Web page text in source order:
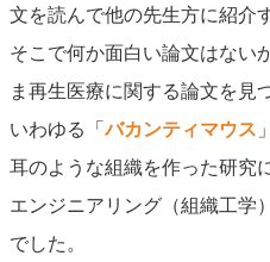
文を読んで他の先生方に紹介
そこで何か面白い論文はない
ま再生医療に関する論文を見
いわゆる「バカンティマウス
耳のような組織を作った研究
エンジニアリング（組織工学
でした。